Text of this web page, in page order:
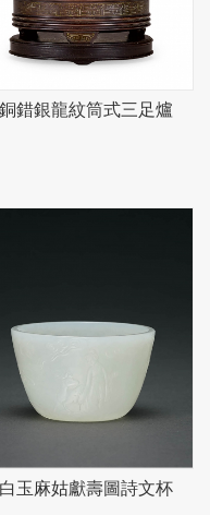
錯銀龍紋筒式三足爐
玉麻姑獻壽圖詩文杯